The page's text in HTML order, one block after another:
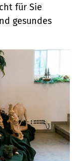
für Sie
gesundes